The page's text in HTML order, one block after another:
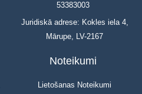
53383003
Juridiskā adrese: Kokles iela 4,
Mārupe, LV-2167
Noteikumi
Lietošanas Noteikumi